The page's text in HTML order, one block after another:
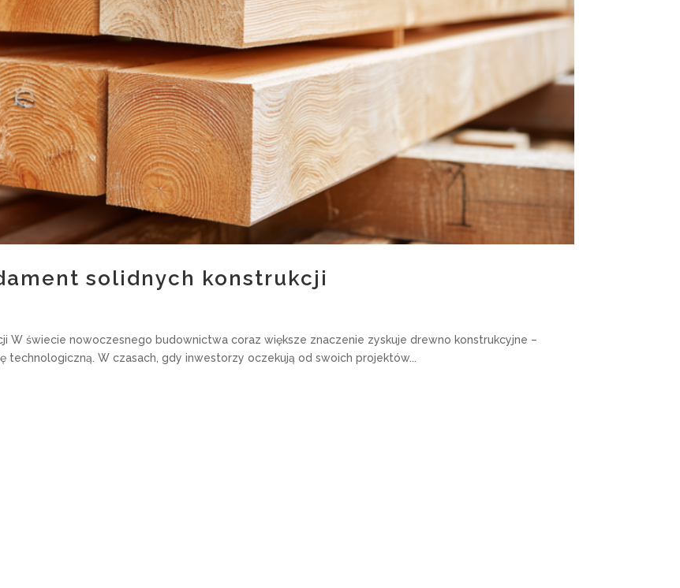
solidnych konstrukcji
W świecie nowoczesnego budownictwa coraz większe znaczenie zyskuje drewno konstrukcyjne –
technologiczną. W czasach, gdy inwestorzy oczekują od swoich projektów...